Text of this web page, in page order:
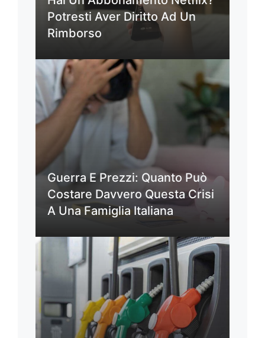
Potresti Aver Diritto Ad Un
Rimborso
Guerra E Prezzi: Quanto Può
Costare Davvero Questa Crisi
A Una Famiglia Italiana